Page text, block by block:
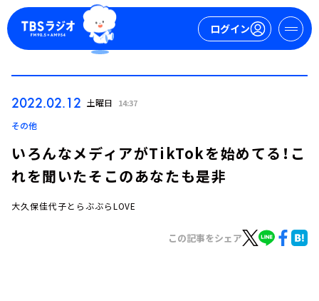
ログイン
2022.02.12 土曜日 14:37
その他
いろんなメディアがTikTokを始めてる！こ
れを聞いたそこのあなたも是非
大久保佳代子とらぶぶらLOVE
この記事をシェア